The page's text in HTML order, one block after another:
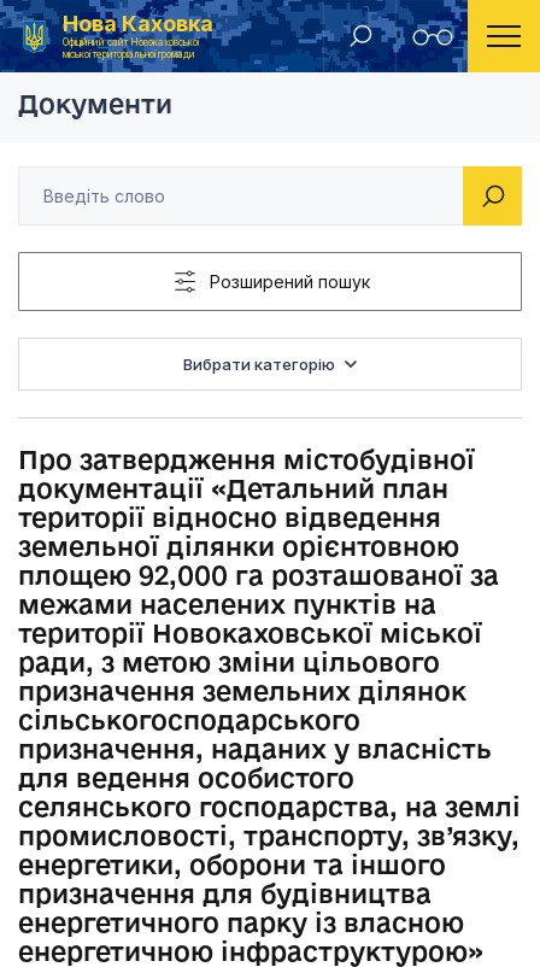
Нова Каховка
Офіційний сайт Новокаховської
міської територіальної громади
Головна Рішення Новокаховської міської ради 2021 рік Про затвердження
Документи
Розширений пошук
Вибрати категорію
Про затвердження містобудівної
документації «Детальний план
території відносно відведення
земельної ділянки орієнтовною
площею 92,000 га розташованої за
межами населених пунктів на
території Новокаховської міської
ради, з метою зміни цільового
призначення земельних ділянок
сільськогосподарського
призначення, наданих у власність
для ведення особистого
селянського господарства, на землі
промисловості, транспорту, зв’язку,
енергетики, оборони та іншого
призначення для будівництва
енергетичного парку із власною
енергетичною інфраструктурою»